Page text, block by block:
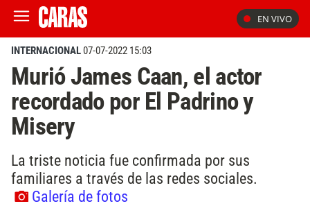
EN VIVO
INTERNACIONAL07-07-2022 15:03
Murió James Caan, el actor
recordado por El Padrino y
Misery
La triste noticia fue confirmada por sus
familiares a través de las redes sociales.
Galería de fotos